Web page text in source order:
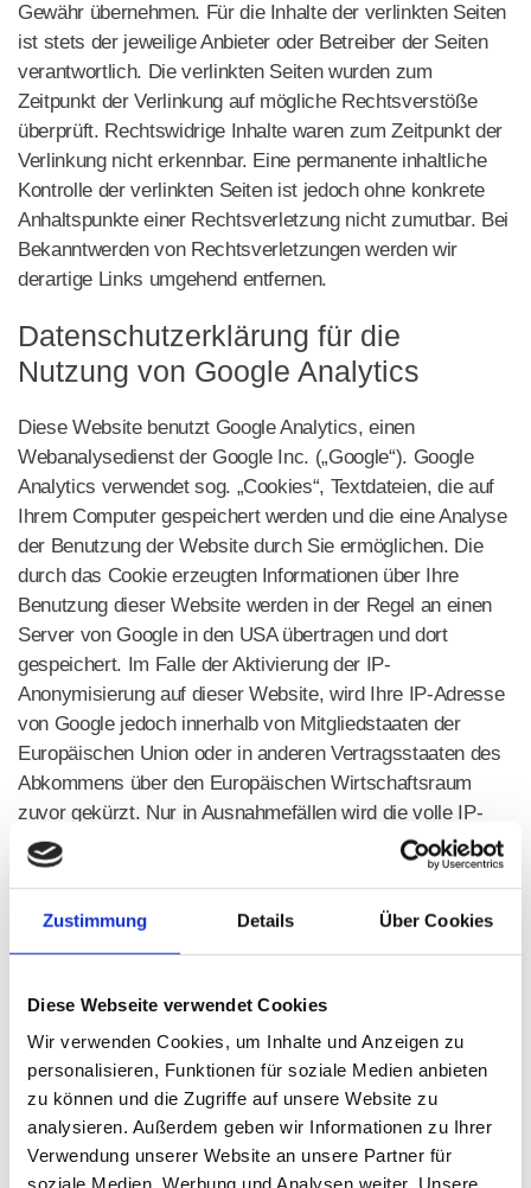
Zustimmung Details Über Cookies
Diese Webseite verwendet Cookies
Wir verwenden Cookies, um Inhalte und Anzeigen zu
personalisieren, Funktionen für soziale Medien anbieten
zu können und die Zugriffe auf unsere Website zu
analysieren. Außerdem geben wir Informationen zu Ihrer
Verwendung unserer Website an unsere Partner für
soziale Medien, Werbung und Analysen weiter. Unsere
Gewähr übernehmen. Für die Inhalte der verlinkten Seiten
ist stets der jeweilige Anbieter oder Betreiber der Seiten
verantwortlich. Die verlinkten Seiten wurden zum
Zeitpunkt der Verlinkung auf mögliche Rechtsverstöße
überprüft. Rechtswidrige Inhalte waren zum Zeitpunkt der
Verlinkung nicht erkennbar. Eine permanente inhaltliche
Kontrolle der verlinkten Seiten ist jedoch ohne konkrete
Anhaltspunkte einer Rechtsverletzung nicht zumutbar. Bei
Bekanntwerden von Rechtsverletzungen werden wir
derartige Links umgehend entfernen.
Datenschutzerklärung für die
Nutzung von Google Analytics
Diese Website benutzt Google Analytics, einen
Webanalysedienst der Google Inc. („Google“). Google
Analytics verwendet sog. „Cookies“, Textdateien, die auf
Ihrem Computer gespeichert werden und die eine Analyse
der Benutzung der Website durch Sie ermöglichen. Die
durch das Cookie erzeugten Informationen über Ihre
Benutzung dieser Website werden in der Regel an einen
Server von Google in den USA übertragen und dort
gespeichert. Im Falle der Aktivierung der IP-
Anonymisierung auf dieser Website, wird Ihre IP-Adresse
von Google jedoch innerhalb von Mitgliedstaaten der
Europäischen Union oder in anderen Vertragsstaaten des
Abkommens über den Europäischen Wirtschaftsraum
zuvor gekürzt. Nur in Ausnahmefällen wird die volle IP-
Adresse an einen Server von Google in den USA
übertragen und dort gekürzt. Im Auftrag des Betreibers
um Ihre Nutzung der Website auszuwerten, um Reports
über die Websiteaktivitäten zusammenzustellen und um
Websitebetreiber zu erbringen. Die im Rahmen von
Google Analytics von Ihrem Browser übermittelte IP-
Adresse wird nicht mit anderen Daten von Google
zusammengeführt. Sie können die Speicherung der
Cookies durch eine entsprechende Einstellung Ihrer